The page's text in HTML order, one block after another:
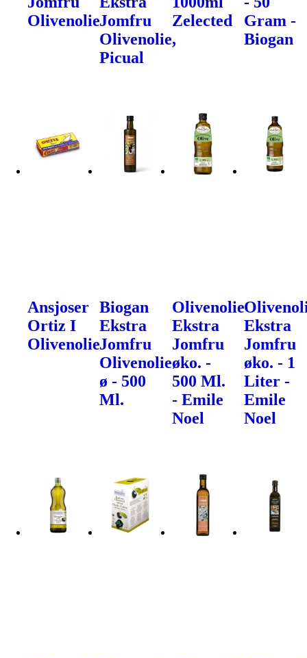
OlivenolieJomfru
Olivenolie,
Picual
Zelected
Gram -
Biogan
Ansjoser
Ortiz I
Olivenolie
Biogan
Ekstra
Jomfru
Olivenolie
ø - 500
Ml.
Olivenolie
Ekstra
Jomfru
øko. -
500 Ml.
- Emile
Noel
Ekstra
Jomfru
øko. - 1
Liter -
Emile
Noel